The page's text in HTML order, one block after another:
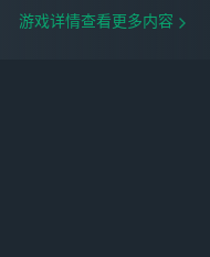
游戏详情查看更多内容